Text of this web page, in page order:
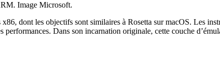
Image Microsoft.
x86, dont les objectifs sont similaires à Rosetta sur macOS. Les
performances. Dans son incarnation originale, cette couche